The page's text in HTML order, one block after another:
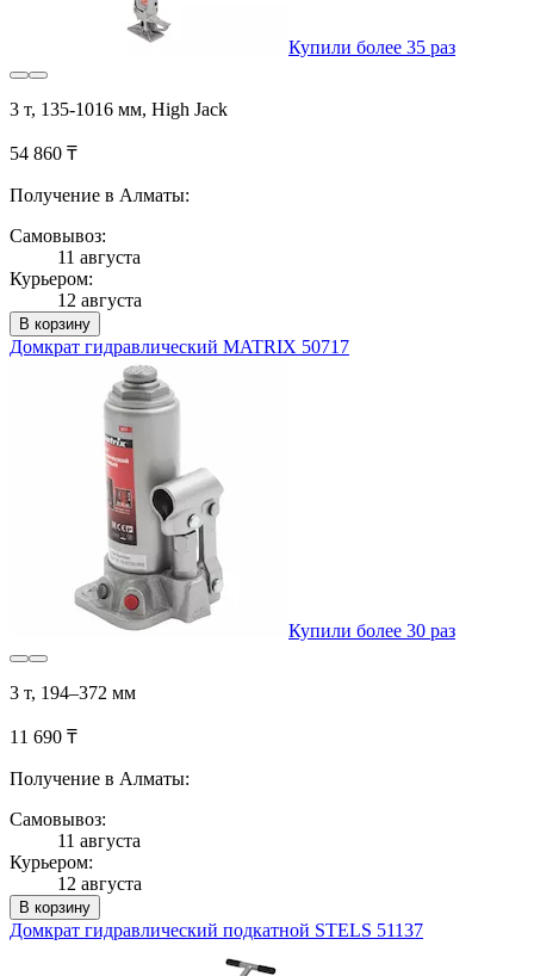
Купили более 35 раз
3 т, 135-1016 мм, High Jack
54 860 ₸
Получение в Алматы:
Самовывоз:
11 августа
Курьером:
12 августа
В корзину
Домкрат гидравлический MATRIX 50717
Купили более 30 раз
3 т, 194–372 мм
11 690 ₸
Получение в Алматы:
Самовывоз:
11 августа
Курьером:
12 августа
В корзину
Домкрат гидравлический подкатной STELS 51137